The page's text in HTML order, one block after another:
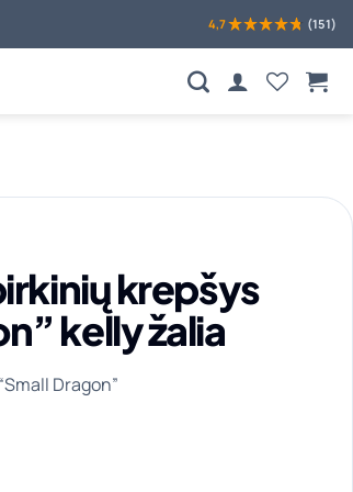
4,7 (151)
krepšys
kelly žalia
Dragon”